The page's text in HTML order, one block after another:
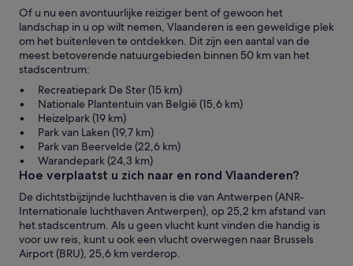
Of u nu een avontuurlijke reiziger bent of gewoon het
landschap in u op wilt nemen, Vlaanderen is een geweldige plek
om het buitenleven te ontdekken. Dit zijn een aantal van de
meest betoverende natuurgebieden binnen 50 km van het
stadscentrum:
Recreatiepark De Ster (15 km)
Nationale Plantentuin van België (15,6 km)
Heizelpark (19 km)
Park van Laken (19,7 km)
Park van Beervelde (22,6 km)
Warandepark (24,3 km)
Hoe verplaatst u zich naar en rond Vlaanderen?
De dichtstbijzijnde luchthaven is die van Antwerpen (ANR-
Internationale luchthaven Antwerpen), op 25,2 km afstand van
het stadscentrum. Als u geen vlucht kunt vinden die handig is
voor uw reis, kunt u ook een vlucht overwegen naar Brussels
Airport (BRU), 25,6 km verderop.